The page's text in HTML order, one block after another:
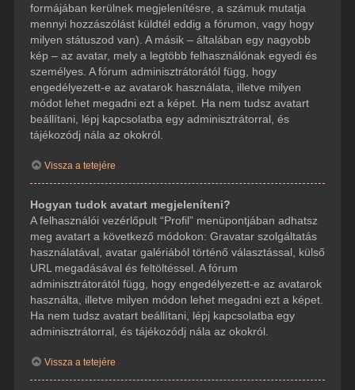
formájában kerülnek megjelenítésre, a számuk mutatja
mennyi hozzászólást küldtél eddig a fórumon, vagy hogy
milyen státuszod van). A másik – általában egy nagyobb
kép – az avatar, mely a legtöbb felhasználónak egyedi és
személyes. A fórum adminisztrátorától függ, hogy
engedélyezett-e az avatarok használata, illetve milyen
módot lehet megadni ezt a képet. Ha nem tudsz avatart
beállítani, lépj kapcsolatba egy adminisztrátorral, és
tájékozódj nála az okokról.
Vissza a tetejére
Hogyan tudok avatart megjeleníteni?
A felhasználói vezérlőpult “Profil” menüpontjában adhatsz
meg avatart a következő módokon: Gravatar szolgáltatás
használatával, avatar galériából történő választással, külső
URL megadásával és feltöltéssel. A fórum
adminisztrátorától függ, hogy engedélyezett-e az avatarok
használta, illetve milyen módon lehet megadni ezt a képet.
Ha nem tudsz avatart beállítani, lépj kapcsolatba egy
adminisztrátorral, és tájékozódj nála az okokról.
Vissza a tetejére